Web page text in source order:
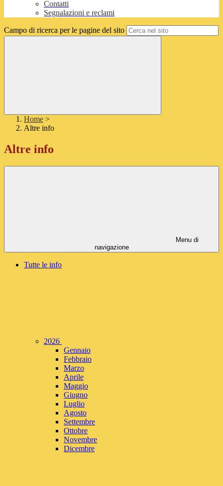
Contatti
Segnalazioni e reclami
Campo di ricerca per le pagine del sito
Home >
Altre info
Altre info
Menu di
navigazione
Tutte le info
2026
Gennaio
Febbraio
Marzo
Aprile
Maggio
Giugno
Luglio
Agosto
Settembre
Ottobre
Novembre
Dicembre